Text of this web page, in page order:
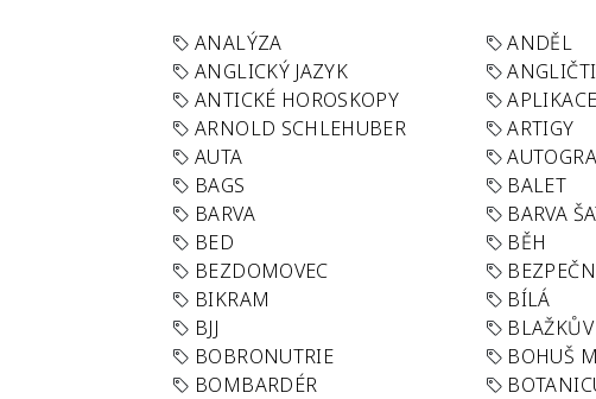
ANALÝZA ANDĚL
ANGLICKÝ JAZYK
ANTICKÉ HOROSKOPY
APLIKACE
ARNOLD SCHLEHUBER
ARTIGY
AUTA
BAGS
BALET
BARVA
BARVA
BED
BĚH
BEZDOMOVEC
BIKRAM
BÍLÁ
BJJ
BOBRONUTRIE
BOHUŠ
BOMBARDÉR